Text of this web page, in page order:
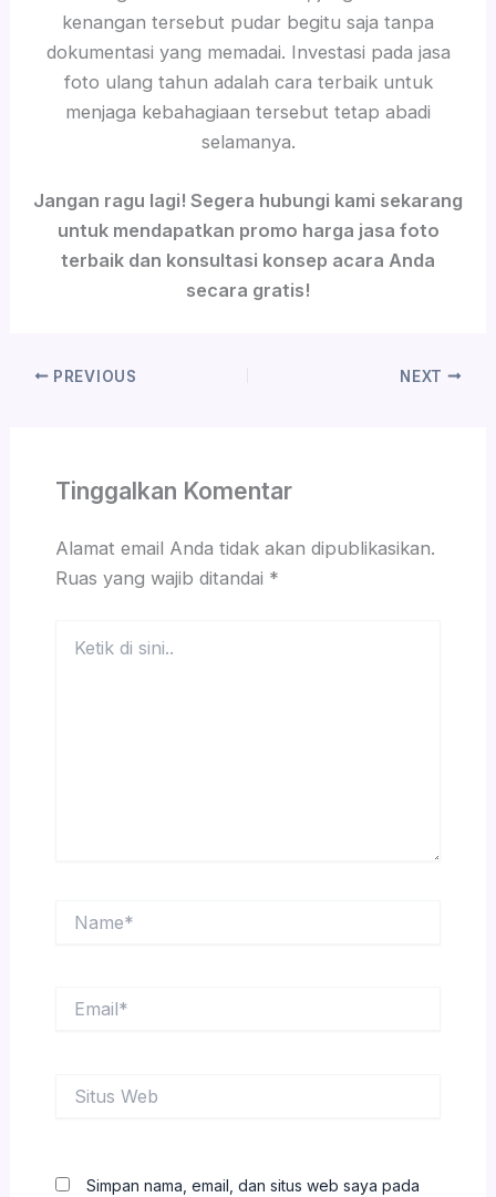
kenangan tersebut pudar begitu saja tanpa
dokumentasi yang memadai. Investasi pada jasa
foto ulang tahun adalah cara terbaik untuk
menjaga kebahagiaan tersebut tetap abadi
selamanya.
Jangan ragu lagi! Segera hubungi kami sekarang
untuk mendapatkan promo harga jasa foto
terbaik dan konsultasi konsep acara Anda
secara gratis!
PREVIOUS NEXT
Tinggalkan Komentar
Alamat email Anda tidak akan dipublikasikan.
Ruas yang wajib ditandai *
Web
Simpan nama, email, dan situs web saya pada